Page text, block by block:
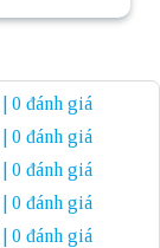
| 0 đánh giá
| 0 đánh giá
| 0 đánh giá
| 0 đánh giá
| 0 đánh giá